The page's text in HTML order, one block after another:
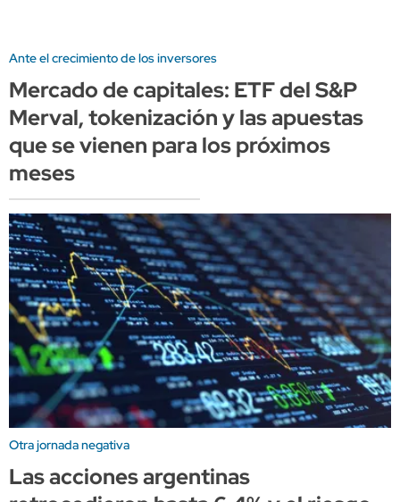
Ante el crecimiento de los inversores
Mercado de capitales: ETF del S&P
Merval, tokenización y las apuestas
que se vienen para los próximos
meses
Otra jornada negativa
Las acciones argentinas